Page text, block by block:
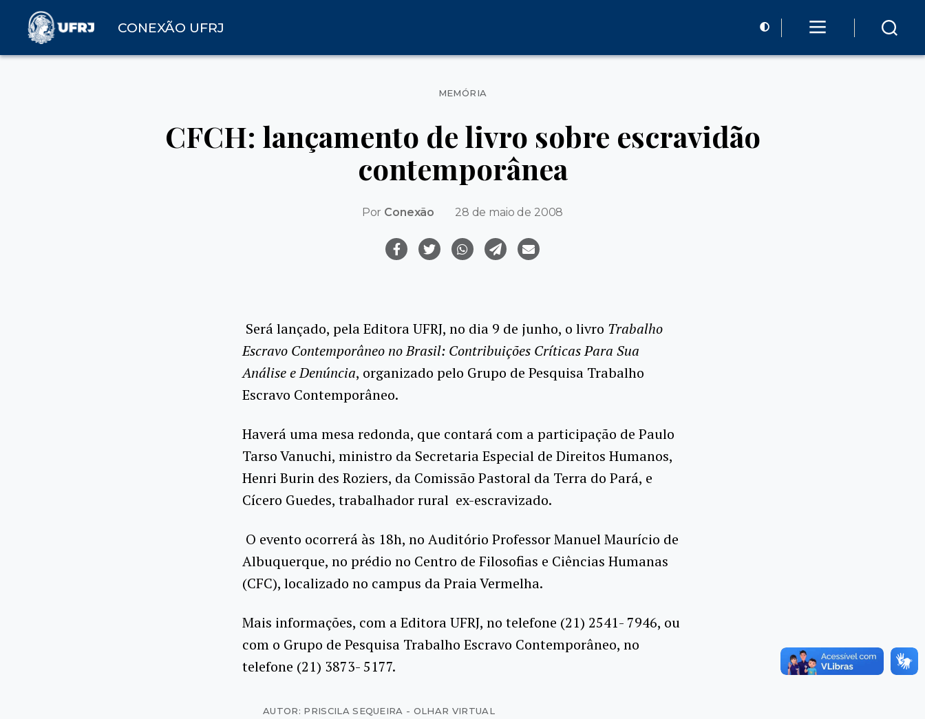
CONEXÃO UFRJ
Categorias
MEMÓRIA
CFCH: lançamento de livro sobre escravidão
contemporânea
Por Conexão 28 de maio de 2008
Será lançado, pela Editora UFRJ, no dia 9 de junho, o livro Trabalho
Escravo Contemporâneo no Brasil: Contribuições Críticas Para Sua
Análise e Denúncia, organizado pelo Grupo de Pesquisa Trabalho
Escravo Contemporâneo.
Haverá uma mesa redonda, que contará com a participação de Paulo
Tarso Vanuchi, ministro da Secretaria Especial de Direitos Humanos,
Henri Burin des Roziers, da Comissão Pastoral da Terra do Pará, e
Cícero Guedes, trabalhador rural ex-escravizado.
O evento ocorrerá às 18h, no Auditório Professor Manuel Maurício de
Albuquerque, no prédio no Centro de Filosofias e Ciências Humanas
(CFC), localizado no campus da Praia Vermelha.
Mais informações, com a Editora UFRJ, no telefone (21) 2541- 7946, ou
com o Grupo de Pesquisa Trabalho Escravo Contemporâneo, no
telefone (21) 3873- 5177.
AUTOR: PRISCILA SEQUEIRA - OLHAR VIRTUAL